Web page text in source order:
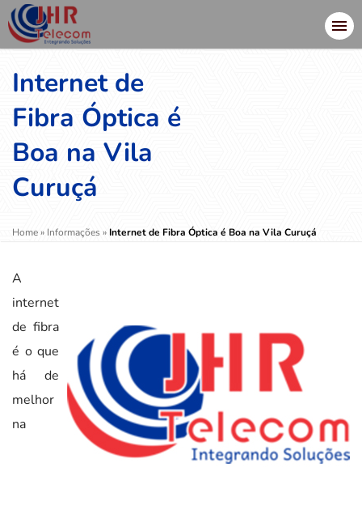
Internet de
Fibra Óptica é
Boa na Vila
Curuçá
Home» Informações» Internet de Fibra Óptica é Boa na Vila Curuçá
A
internet
de fibra
é o que
há de
melhor
na